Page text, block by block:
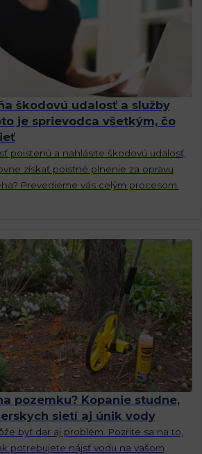
škodovú udalosť a služby
je sprievodca všetkým, čo
poistenú a nahlásite škodovú udalosť,
získať poistné plnenie za opravu
Prevedieme vás celým procesom.
pozemku? Kopanie studne,
sietí aj únik vody
byť dar aj problém. Pozrite sa na to,
potrebujete nájsť vodu na vašom